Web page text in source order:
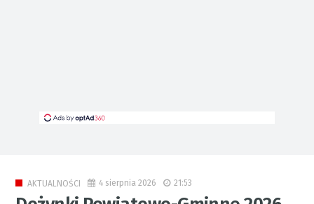
AKTUALNOŚCI 4 sierpnia 2026 21:53